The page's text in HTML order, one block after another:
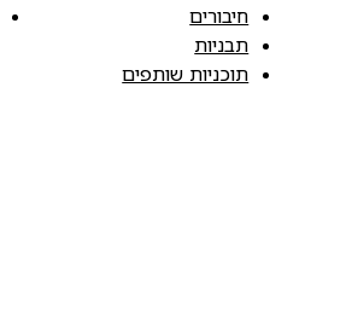
חיבורים
תבניות
תוכניות שותפים